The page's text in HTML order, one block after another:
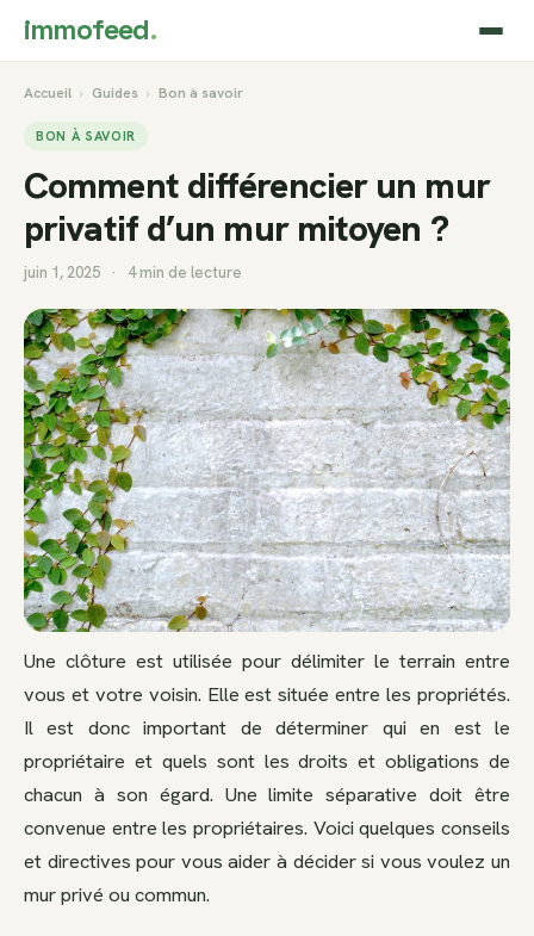
immofeed.
Accueil › Guides › Bon à savoir
BON À SAVOIR
Comment différencier un mur
privatif d’un mur mitoyen ?
juin 1, 2025 · 4 min de lecture
Une clôture est utilisée pour délimiter le terrain entre
vous et votre voisin. Elle est située entre les propriétés.
Il est donc important de déterminer qui en est le
propriétaire et quels sont les droits et obligations de
chacun à son égard. Une limite séparative doit être
convenue entre les propriétaires. Voici quelques conseils
et directives pour vous aider à décider si vous voulez un
mur privé ou commun.